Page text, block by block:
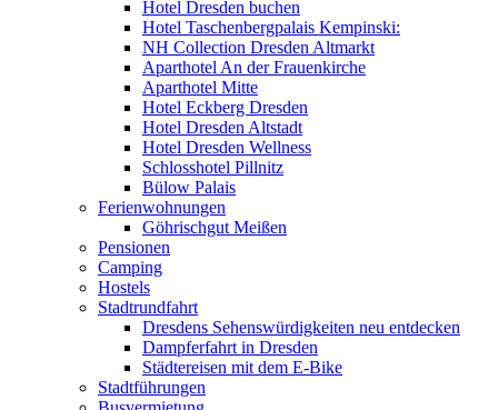
Hotel Dresden buchen
Hotel Taschenbergpalais Kempinski:
NH Collection Dresden Altmarkt
Aparthotel An der Frauenkirche
Aparthotel Mitte
Hotel Eckberg Dresden
Hotel Dresden Altstadt
Hotel Dresden Wellness
Schlosshotel Pillnitz
Bülow Palais
Ferienwohnungen
Göhrischgut Meißen
Pensionen
Camping
Hostels
Stadtrundfahrt
Dresdens Sehenswürdigkeiten neu entdecken
Dampferfahrt in Dresden
Städtereisen mit dem E-Bike
Stadtführungen